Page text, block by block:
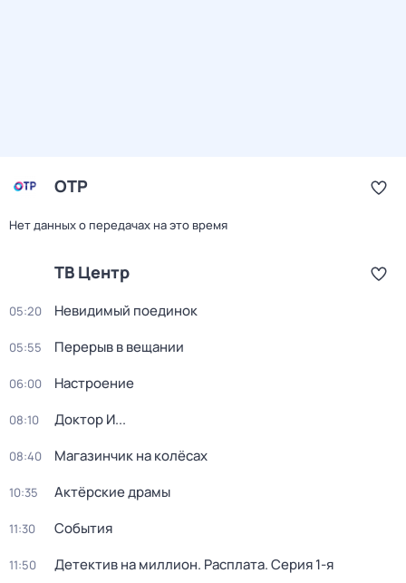
ОТР
Нет данных о передачах на это время
ТВ Центр
05:20 Невидимый поединок
05:55 Перерыв в вещании
06:00 Настроение
08:10 Доктор И...
08:40 Магазинчик на колёсах
10:35 Актёрские драмы
11:30 События
11:50 Детектив на миллион. Расплата. Серия 1-я